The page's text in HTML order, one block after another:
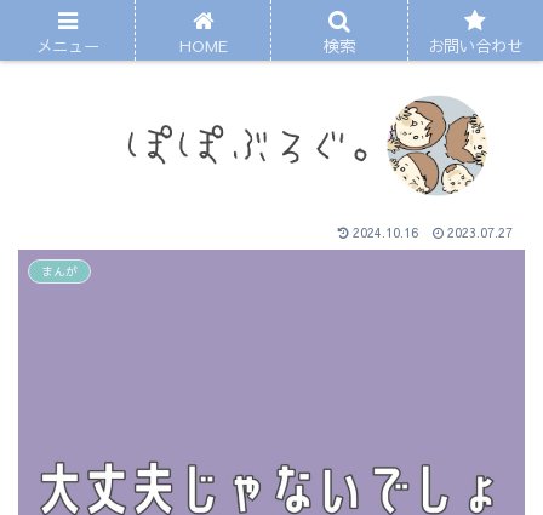
2024.10.16 2023.07.27
まんが
メニュー HOME 検索 お問い合わせ